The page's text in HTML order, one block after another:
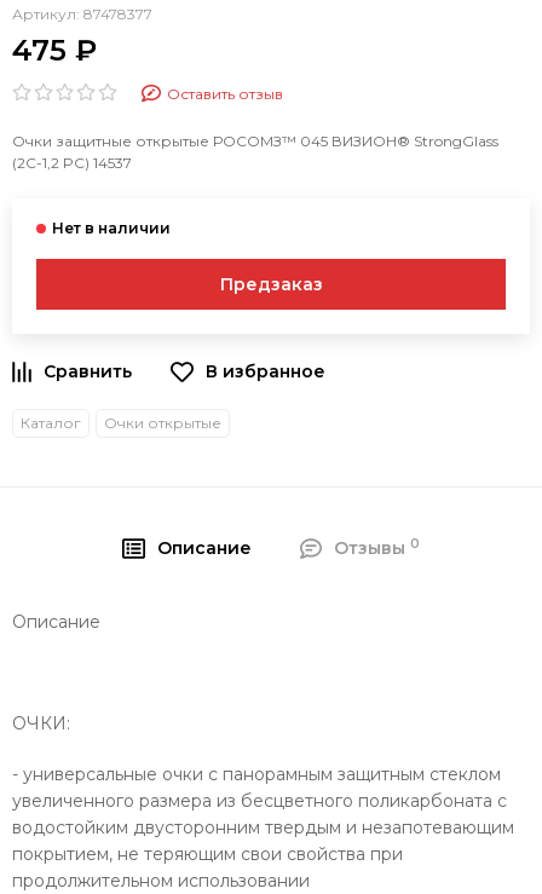
Артикул: 87478377
475 ₽
Оставить отзыв
Очки защитные открытые РОСОМЗ™ 045 ВИЗИОН® StrongGlass
(2С-1,2 PC) 14537
Предзаказ
В избранное
Каталог Очки открытые
Описание Отзывы 0
Описание
ОЧКИ:
- универсальные очки с панорамным защитным стеклом
увеличенного размера из бесцветного поликарбоната с
водостойким двусторонним твердым и незапотевающим
покрытием, не теряющим свои свойства при
продолжительном использовании